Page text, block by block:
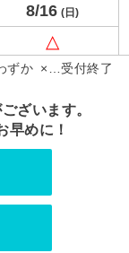
8/16 (日)
△
ずか ×…受付終了
ざいます。
早めに！